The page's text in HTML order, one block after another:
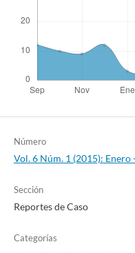
Número
Vol. 6 Núm. 1 (2015): Enero
Sección
Reportes de Caso
Categorías